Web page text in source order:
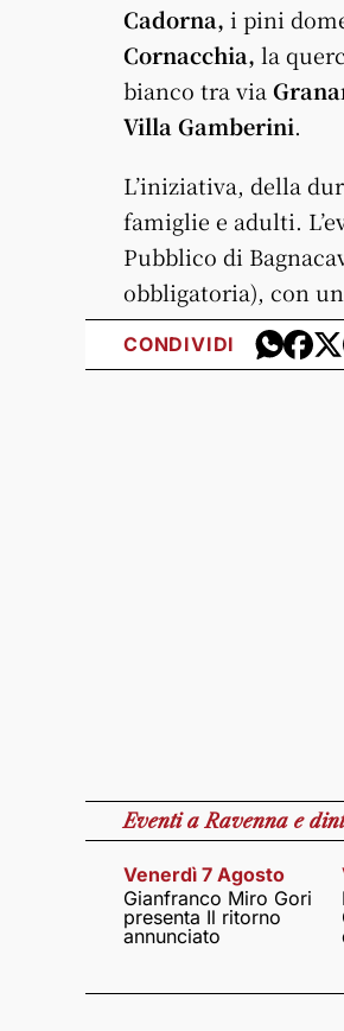
Cadorna, i pini
Cornacchia, la
bianco tra via
Villa Gamberini.
L’iniziativa, della
famiglie e adulti.
Pubblico di
obbligatoria), con
CONDIVIDI
Eventia Ravenna e
Venerdì 7 Agosto
Gianfranco Miro Gori
presenta Il ritorno
annunciato